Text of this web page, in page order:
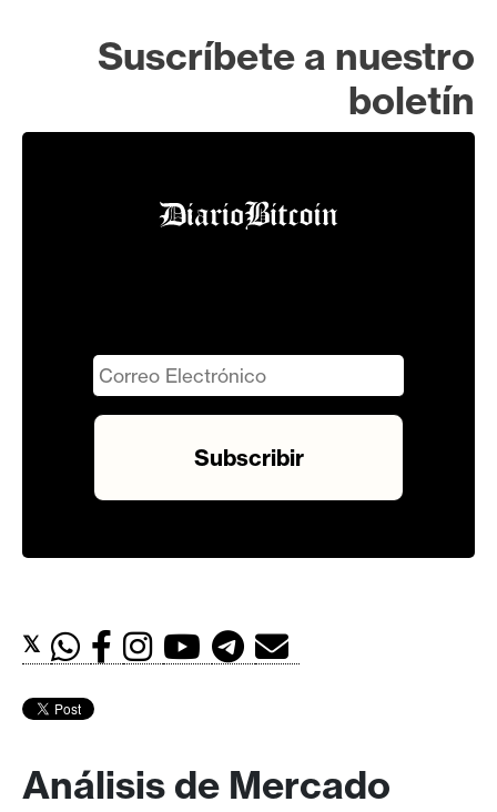
Suscríbete a nuestro
boletín
𝕏
Análisis de Mercado